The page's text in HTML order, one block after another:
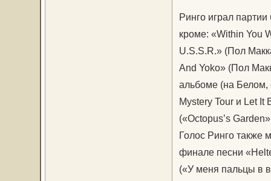
Ринго играл
кроме: «Within You
U.S.S.R.» (Пол
And Yoko» (Пол
альбоме (на Белом,
Mystery Tour и Let
(«Octopus’s
Голос Ринго также
финале песни
(«У меня пальцы в